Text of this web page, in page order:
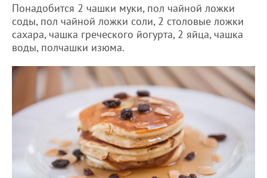
Понадобится 2 чашки муки, пол чайной ложки
соды, пол чайной ложки соли, 2 столовые ложки
сахара, чашка греческого йогурта, 2 яйца, чашка
воды, полчашки изюма.